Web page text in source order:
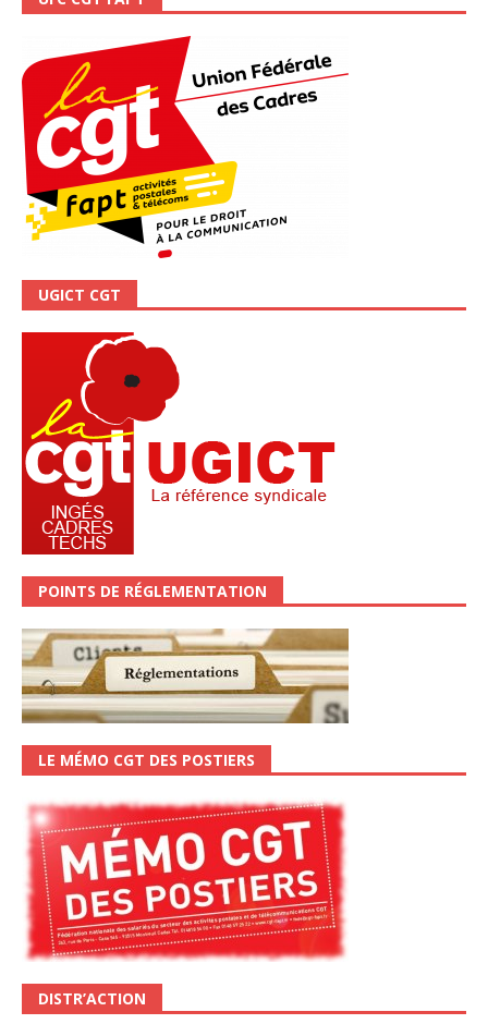
UGICT CGT
POINTS DE RÉGLEMENTATION
LE MÉMO CGT DES POSTIERS
DISTR’ACTION